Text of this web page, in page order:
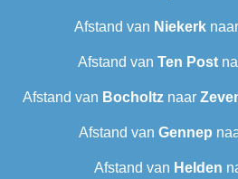
Afstand van Niekerk naar
Afstand van Ten Post
Afstand van Bocholtznaar
Afstand van Gennep
Afstand van Helden